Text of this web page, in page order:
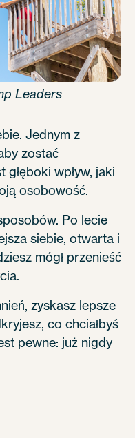
Leaders
Jednym z
zostać
wpływ, jaki
osobowość.
Po lecie
siebie, otwarta i
mógł przenieść
zyskasz lepsze
co chciałbyś
pewne: już nigdy